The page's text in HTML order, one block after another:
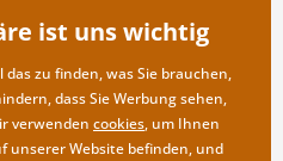
Großhandel und
ist uns wichtig
zu finden, was Sie brauchen,
dass Sie Werbung sehen,
verwenden cookies, um Ihnen
unserer Website befinden, und